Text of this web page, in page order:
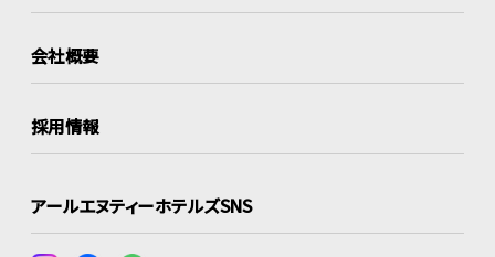
会社概要
採用情報
アールエヌティーホテルズSNS